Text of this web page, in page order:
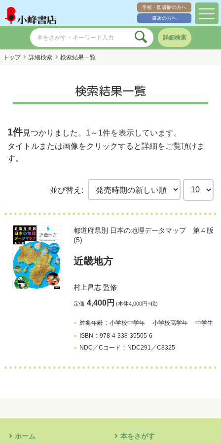
学校・図書館の方へ
書店の方へ
詳細検索
トップ 詳細検索 検索結果一覧
検索結果一覧
1件見つかりました。 1～1件を表示しています。
タイトルまたは画像をクリックすると詳細をご覧頂けま
す。
並び替え:
都道府県別 日本の地理データマップ 第４版
(5)
近畿地方
村上昌志監修
定価 4,400円 (本体4,000円+税)
対象年齢 小学校中学年 小学校高学年
中学生
ISBN
978-4-338-35505-6
NDC／Cコード
NDC291／C8325
ホーム 本をさがす